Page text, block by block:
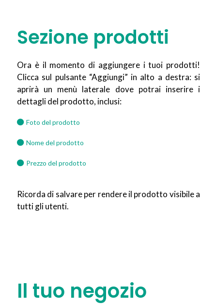
Sezione prodotti
Ora è il momento di aggiungere i tuoi prodotti!
Clicca sul pulsante “Aggiungi” in alto a destra: si
aprirà un menù laterale dove potrai inserire i
dettagli del prodotto, inclusi:
Foto del prodotto
Nome del prodotto
Prezzo del prodotto
Ricorda di salvare per rendere il prodotto visibile a
tutti gli utenti.
Il tuo negozio